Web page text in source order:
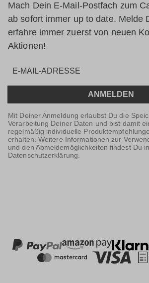
Mach Dein E-Mail-Postfach zum
ab sofort immer up to date. Melde
erfahre immer zuerst von neuen
Aktionen!
ANMELDEN
Mit Deiner Anmeldung erlaubst Du die
Verarbeitung Deiner Daten und bist damit
regelmäßig individuelle
erhalten. Weitere Informationen zur
und den Abmeldemöglichkeiten findest Du
Datenschutzerklärung.